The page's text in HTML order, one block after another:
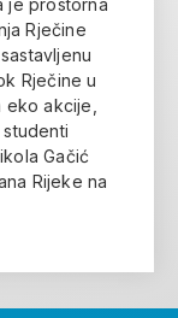
je prostorna
Rječine
Rječine u
akcije,
Gačić
Rijeke na